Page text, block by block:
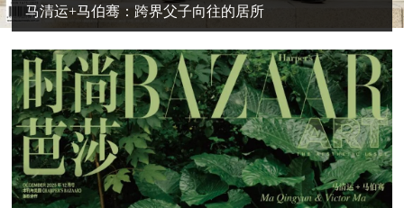
马清运+马伯骞：跨界父子向往的居所